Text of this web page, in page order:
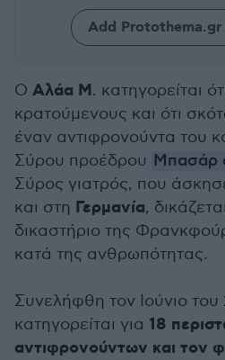
Add Protothema.gr
Ο Αλάα Μ. κατηγορείται
κρατούμενους και ότι
έναν αντιφρονούντα του
Σύρου προέδρου Μπασάρ
Σύρος γιατρός, που
και στη Γερμανία,
δικαστήριο της
κατά της ανθρωπότητας.
Συνελήφθη τον Ιούνιο
κατηγορείται για 18
αντιφρονούντων και τον